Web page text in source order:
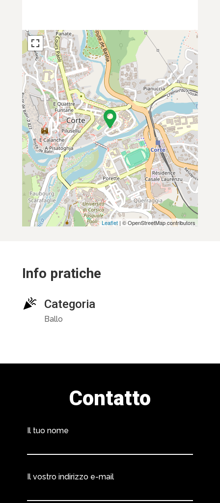
Leaflet | © OpenStreetMap contributors
Info pratiche
Categoria
Ballo
Contatto
Il tuo nome
Il vostro indirizzo e-mail